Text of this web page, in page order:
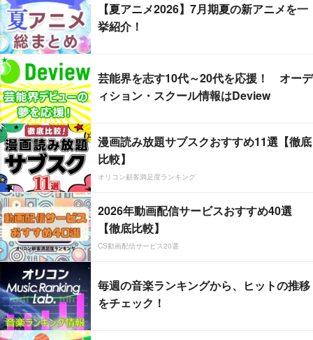
【夏アニメ2026】7月期夏の新アニメを一
挙紹介！
芸能界を志す10代～20代を応援！ オーデ
ィション・スクール情報はDeview
漫画読み放題サブスクおすすめ11選【徹底
比較】
オリコン顧客満足度ランキング
2026年動画配信サービスおすすめ40選
【徹底比較】
CS動画配信サービス20選
毎週の音楽ランキングから、ヒットの推移
をチェック！